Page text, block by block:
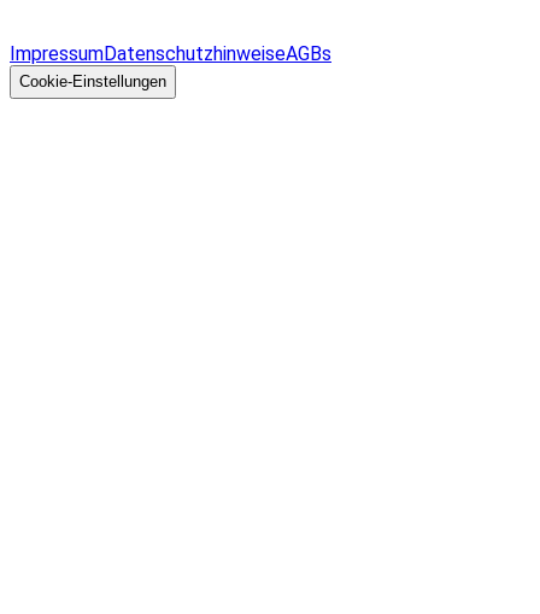
ImpressumDatenschutzhinweiseAGBs
Cookie-Einstellungen